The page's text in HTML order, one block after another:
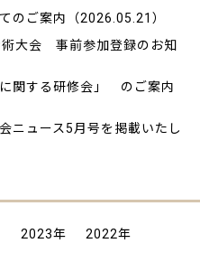
のご案内
（2026.05.21）
大会 事前参加登録のお知
関する研修会」 のご案内
ニュース5月号を掲載いたし
2023年 2022年